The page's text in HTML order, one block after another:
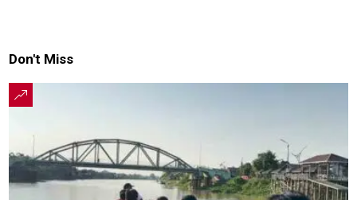
Don't Miss